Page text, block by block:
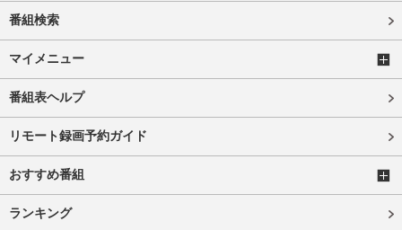
番組検索
マイメニュー
番組表ヘルプ
リモート録画予約ガイド
おすすめ番組
ランキング